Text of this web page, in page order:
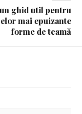
ghid util pentru
mai epuizante
forme de teamă